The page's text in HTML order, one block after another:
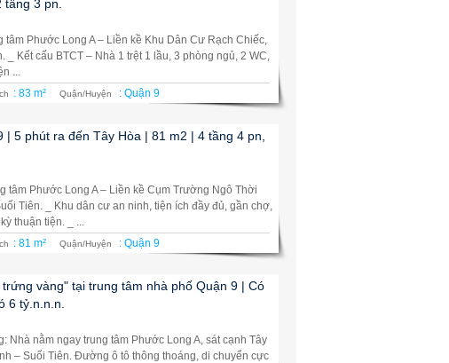
3 pn.
tâm Phước Long A – Liền kề Khu Dân Cư Rạch Chiếc,
_ Kết cấu BTCT – Nhà 1 trệt 1 lầu, 3 phòng ngủ, 2 WC,
...
: 83 m² Quận/Huyện : Quận 9
| 5 phút ra đến Tây Hòa | 81 m2 | 4 tầng 4 pn,
tâm Phước Long A – Liền kề Cụm Trường Ngô Thời
Tiên. _ Khu dân cư an ninh, tiện ích đầy đủ, gần chợ,
thuận tiện. _ ...
: 81 m² Quận/Huyện : Quận 9
vàng" tại trung tâm nhà phố Quận 9 | Có
6 tỷ.n.n.n.
Nhà nằm ngay trung tâm Phước Long A, sát cạnh Tây
– Suối Tiên. Đường ô tô thông thoáng, di chuyển cực